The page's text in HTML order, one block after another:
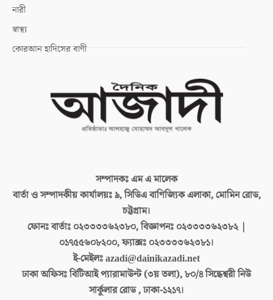
নারী
স্বাস্থ্য
কোরআন হাদিসের বাণী
সম্পাদকঃএম এ মালেক
বার্তা ও সম্পাদকীয় কার্যালয়ঃ৯, সিডিএ বাণিজ্যিক এলাকা, মোমিন রোড,
চট্টগ্রাম।
ফোনঃ বার্তাঃ ০২৩৩৩৩৬২৩৮০, বিজ্ঞাপনঃ ০২৩৩৩৩৬২৩৮২ |
০১৭৫৫৬০৮২০০, ফ্যাক্সঃ ০২৩৩৩৩৬২৩৮১।
ই-মেইলঃazadi@dainikazadi.net
ঢাকা অফিসঃবিটিআই প্যারামাউন্ট (৩য় তলা), ৮০/৪ সিদ্ধেশ্বরী নিউ
সার্কুলার রোড , ঢাকা-১২১৭।